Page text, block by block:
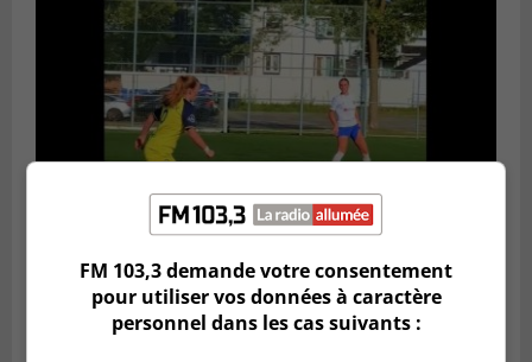
Publié le 4 août 2026 à 07h27
Les clubs de la Rive-Sud récoltent des
points en Ligue 1 Québec
FM 103,3 demande votre consentement
pour utiliser vos données à caractère
personnel dans les cas suivants :